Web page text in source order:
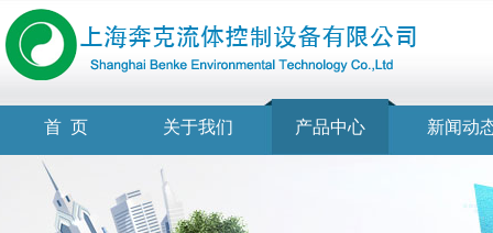
首 页 关于我们 产品中心 新闻动